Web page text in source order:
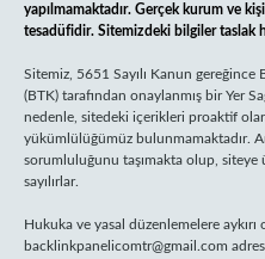
yapılmamaktadır. Gerçek kurum ve
tesadüfidir. Sitemizdeki bilgiler taslak
Sitemiz, 5651 Sayılı Kanun
(BTK) tarafından onaylanmış bir Yer
nedenle, sitedeki içerikleri proaktif
yükümlülüğümüz bulunmamaktadır.
sorumluluğunu taşımakta olup,
sayılırlar.
Hukuka ve yasal düzenlemelere
backlinkpanelicomtr@gmail.com